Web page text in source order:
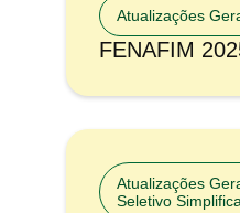
Atualizações
FENAFIM
Atualizações
Seletivo